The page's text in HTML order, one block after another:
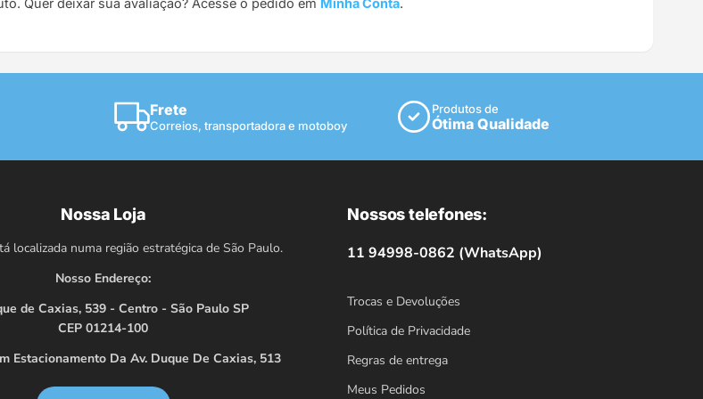
Quer deixar sua avaliação? Acesse o pedido em Minha Conta.
Frete
Correios, transportadora e motoboy
Produtos de
Ótima Qualidade
Nossa Loja
localizada numa região estratégica de São Paulo.
Nosso Endereço:
de Caxias, 539 - Centro - São Paulo SP
CEP 01214-100
Estacionamento Da Av. Duque De Caxias, 513
Nossos telefones:
11 94998-0862 (WhatsApp)
Trocas e Devoluções
Política de Privacidade
Regras de entrega
Meus Pedidos